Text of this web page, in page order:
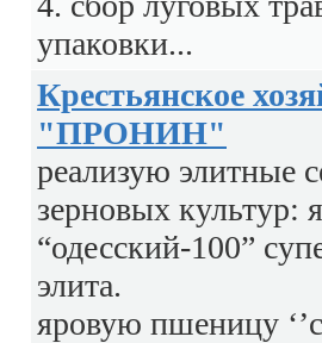
упаковки...
Крестьянское
"ПРОНИН"
реализую элитные
зерновых культур:
“одесский-100”
элита.
яровую пшеницу